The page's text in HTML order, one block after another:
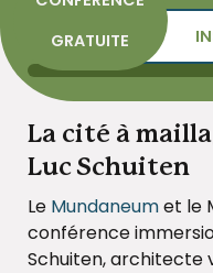
GRATUITE
La cité à
Luc Schuiten
Le Mundaneumet le
conférence
Schuiten, architecte